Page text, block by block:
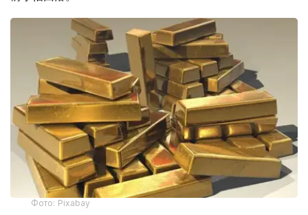
Фото: Pixabay